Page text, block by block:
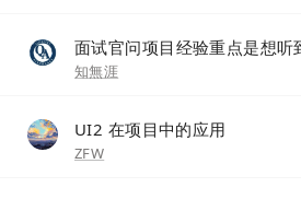
面试官问项目经验重点是想听
知無涯
UI2 在项目中的应用
ZFW